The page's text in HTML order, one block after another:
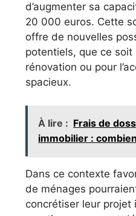
d’augmenter sa
20 000 euros. Cette
offre de nouvelles
potentiels, que ce
rénovation ou pour
spacieux.
À lire : Frais de
immobilier :
Dans ce contexte
de ménages
concrétiser leur projet